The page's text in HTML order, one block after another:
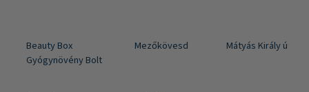
Beauty Box
Gyógynövény Bolt
Mezőkövesd Mátyás Király út 138